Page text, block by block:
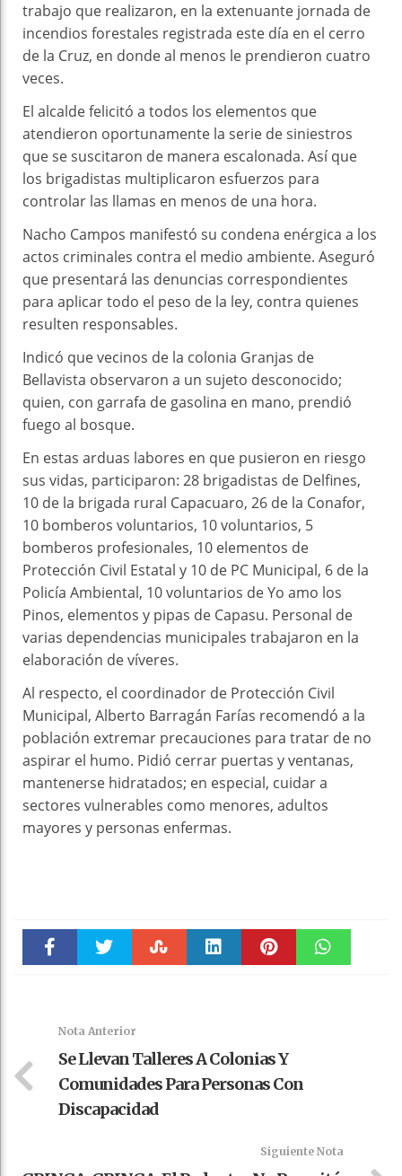
trabajo que realizaron, en la extenuante jornada de
incendios forestales registrada este día en el cerro
de la Cruz, en donde al menos le prendieron cuatro
veces.
El alcalde felicitó a todos los elementos que
atendieron oportunamente la serie de siniestros
que se suscitaron de manera escalonada. Así que
los brigadistas multiplicaron esfuerzos para
controlar las llamas en menos de una hora.
Nacho Campos manifestó su condena enérgica a los
actos criminales contra el medio ambiente. Aseguró
que presentará las denuncias correspondientes
para aplicar todo el peso de la ley, contra quienes
resulten responsables.
Indicó que vecinos de la colonia Granjas de
Bellavista observaron a un sujeto desconocido;
quien, con garrafa de gasolina en mano, prendió
fuego al bosque.
En estas arduas labores en que pusieron en riesgo
sus vidas, participaron: 28 brigadistas de Delfines,
10 de la brigada rural Capacuaro, 26 de la Conafor,
10 bomberos voluntarios, 10 voluntarios, 5
bomberos profesionales, 10 elementos de
Protección Civil Estatal y 10 de PC Municipal, 6 de la
Policía Ambiental, 10 voluntarios de Yo amo los
Pinos, elementos y pipas de Capasu. Personal de
varias dependencias municipales trabajaron en la
elaboración de víveres.
Al respecto, el coordinador de Protección Civil
Municipal, Alberto Barragán Farías recomendó a la
población extremar precauciones para tratar de no
aspirar el humo. Pidió cerrar puertas y ventanas,
mantenerse hidratados; en especial, cuidar a
sectores vulnerables como menores, adultos
mayores y personas enfermas.
Nota Anterior
Se Llevan Talleres A Colonias Y
Comunidades Para Personas Con
Discapacidad
Siguiente Nota